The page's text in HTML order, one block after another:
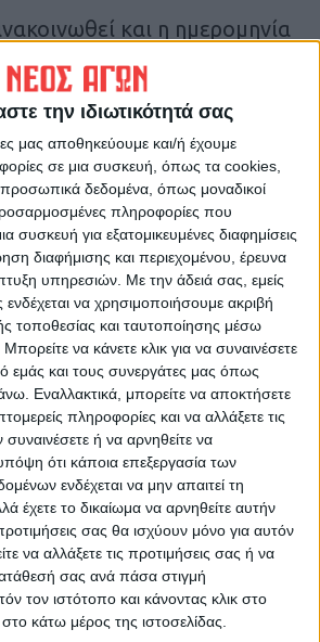
την ιδιωτικότητά σας
μας αποθηκεύουμε και/ή έχουμε
σε μια συσκευή, όπως τα cookies,
προσωπικά δεδομένα, όπως μοναδικοί
πληροφορίες που
συσκευή για εξατομικευμένες διαφημίσεις
διαφήμισης και περιεχομένου, έρευνα
υπηρεσιών. Με την άδειά σας, εμείς
ενδέχεται να χρησιμοποιήσουμε ακριβή
τοποθεσίας και ταυτοποίησης μέσω
να κάνετε κλικ για να συναινέσετε
εμάς και τους συνεργάτες μας όπως
Εναλλακτικά, μπορείτε να αποκτήσετε
πληροφορίες και να αλλάξετε τις
ή να αρνηθείτε να
ότι κάποια επεξεργασία των
ενδέχεται να μην απαιτεί τη
έχετε το δικαίωμα να αρνηθείτε αυτήν
σας θα ισχύουν μόνο για αυτόν
να αλλάξετε τις προτιμήσεις σας ή να
σας ανά πάσα στιγμή
τον ιστότοπο και κάνοντας κλικ στο
κάτω μέρος της ιστοσελίδας.
και η ημερομηνία
έμπειρου Καρδιτσιώτη
Παππά που θα είναι ο
αγωνιστικού φέτος.
διαρκείας της
κοστίζουν 50 ευρώ και οι
να παρακολουθήσουν
στο πρωτάθλημα αλλά
Σήμερα
την εφημερίδα ΝΕΟΣ
στο Google News!
εξελίξεις στην περιοχή της
και ευρύτερα της Θεσσαλίας
ΕΠΟΜΕΝΟ ΑΡΘΡΟ